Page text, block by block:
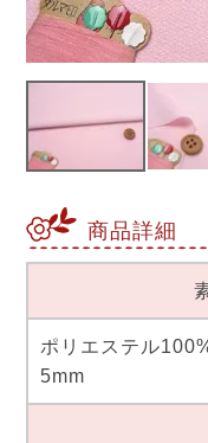
商品詳細
ポリエステル
5mm